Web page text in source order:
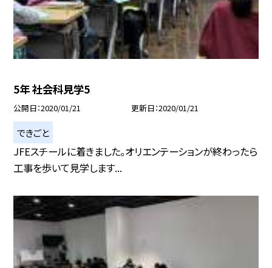
5年 社会科見学5
公開日 2020/01/21 更新日 2020/01/21
できごと
JFEスチールに着きました。オリエンテーションが終わったら
工事を歩いて見学します...